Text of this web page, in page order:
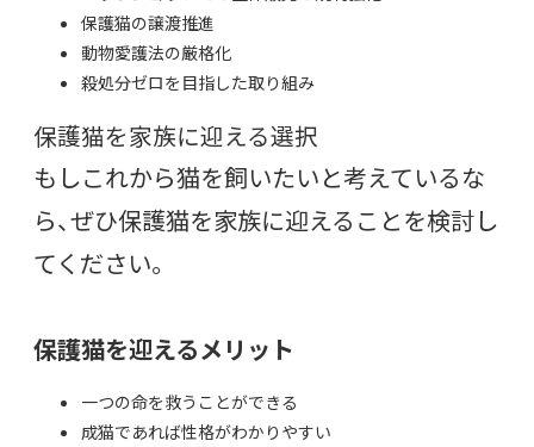
保護猫の譲渡推進
動物愛護法の厳格化
殺処分ゼロを目指した取り組み
保護猫を家族に迎える選択
もしこれから猫を飼いたいと考えているな
ら、ぜひ保護猫を家族に迎えることを検討し
てください。
保護猫を迎えるメリット
一つの命を救うことができる
成猫であれば性格がわかりやすい